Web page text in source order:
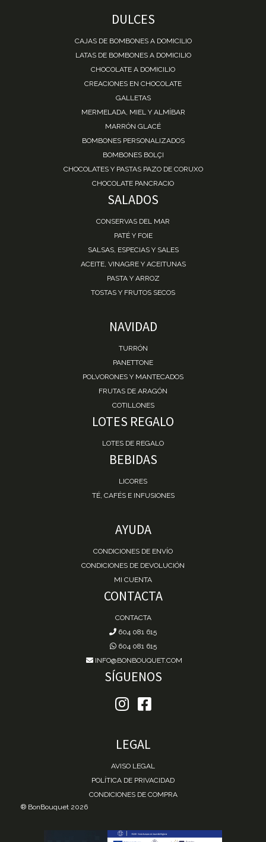
DULCES
CAJAS DE BOMBONES A DOMICILIO
LATAS DE BOMBONES A DOMICILIO
CHOCOLATE A DOMICILIO
CREACIONES EN CHOCOLATE
GALLETAS
MERMELADA, MIEL Y ALMÍBAR
MARRÓN GLACÉ
BOMBONES PERSONALIZADOS
BOMBONES BOLÇI
CHOCOLATES Y PASTAS PAZO DE CORUXO
CHOCOLATE PANCRACIO
SALADOS
CONSERVAS DEL MAR
PATÉ Y FOIE
SALSAS, ESPECIAS Y SALES
ACEITE, VINAGRE Y ACEITUNAS
PASTA Y ARROZ
TOSTAS Y FRUTOS SECOS
NAVIDAD
TURRÓN
PANETTONE
POLVORONES Y MANTECADOS
FRUTAS DE ARAGÓN
COTILLONES
LOTES REGALO
LOTES DE REGALO
BEBIDAS
LICORES
TÉ, CAFÉS E INFUSIONES
AYUDA
CONDICIONES DE ENVÍO
CONDICIONES DE DEVOLUCIÓN
MI CUENTA
CONTACTA
CONTACTA
604 081 615
604 081 615
INFO@BONBOUQUET.COM
SÍGUENOS
LEGAL
AVISO LEGAL
POLÍTICA DE PRIVACIDAD
CONDICIONES DE COMPRA
® BonBouquet 2026